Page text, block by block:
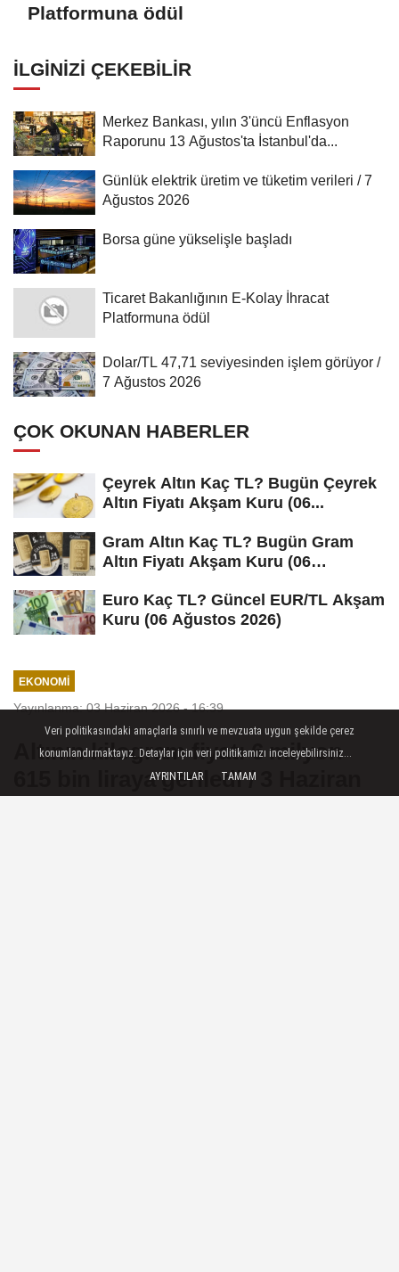
Platformuna ödül
İLGINIZI ÇEKEBILIR
Merkez Bankası, yılın 3'üncü Enflasyon
Raporunu 13 Ağustos'ta İstanbul'da...
Günlük elektrik üretim ve tüketim verileri / 7
Ağustos 2026
Borsa güne yükselişle başladı
Ticaret Bakanlığının E-Kolay İhracat
Platformuna ödül
Dolar/TL 47,71 seviyesinden işlem görüyor /
7 Ağustos 2026
ÇOK OKUNAN HABERLER
Çeyrek Altın Kaç TL? Bugün Çeyrek
Altın Fiyatı Akşam Kuru (06...
Gram Altın Kaç TL? Bugün Gram
Altın Fiyatı Akşam Kuru (06
Euro Kaç TL? Güncel EUR/TL Akşam
Kuru (06 Ağustos 2026)
EKONOMI
Yayınlanma: 03 Haziran 2026 - 16:39
Altının kilogram fiyatı 6 milyon
615 bin liraya geriledi / 3 Haziran
Veri politikasındaki amaçlarla sınırlı ve mevzuata uygun şekilde çerez
konumlandırmaktayız. Detaylar için veri politikamızı inceleyebilirsiniz...
AYRINTILAR
TAMAM